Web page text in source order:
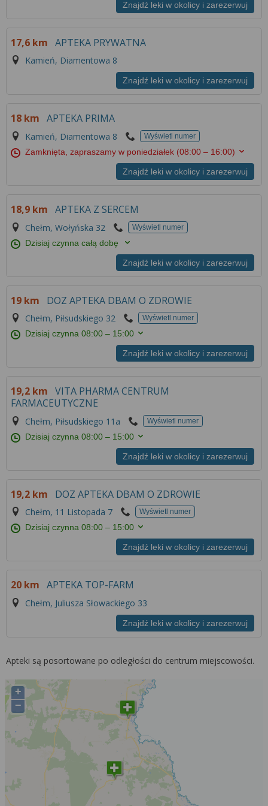
Znajdź leki w okolicy i zarezerwuj
17,6 km APTEKA PRYWATNA
Kamień, Diamentowa 8
Znajdź leki w okolicy i zarezerwuj
18 km APTEKA PRIMA
Kamień, Diamentowa 8 Wyświetl numer
Zamknięta, zapraszamy w poniedziałek (08:00 – 16:00)
Znajdź leki w okolicy i zarezerwuj
18,9 km APTEKA Z SERCEM
Chełm, Wołyńska 32 Wyświetl numer
Dzisiaj czynna całą dobę
Znajdź leki w okolicy i zarezerwuj
19 km DOZ APTEKA DBAM O ZDROWIE
Chełm, Piłsudskiego 32 Wyświetl numer
Dzisiaj czynna08:00 – 15:00
Znajdź leki w okolicy i zarezerwuj
19,2 km VITA PHARMA CENTRUM
FARMACEUTYCZNE
Chełm, Piłsudskiego 11a Wyświetl numer
Dzisiaj czynna08:00 – 15:00
Znajdź leki w okolicy i zarezerwuj
19,2 km DOZ APTEKA DBAM O ZDROWIE
Chełm, 11 Listopada 7 Wyświetl numer
Dzisiaj czynna08:00 – 15:00
Znajdź leki w okolicy i zarezerwuj
20 km APTEKA TOP-FARM
Chełm, Juliusza Słowackiego 33
Znajdź leki w okolicy i zarezerwuj
Apteki są posortowane po odległości do centrum miejscowości.
+
−
Więcej informacji na temat wykorzystywania